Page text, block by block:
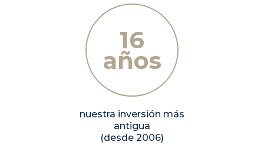
16
años
nuestra inversión más
antigua
(desde 2006)